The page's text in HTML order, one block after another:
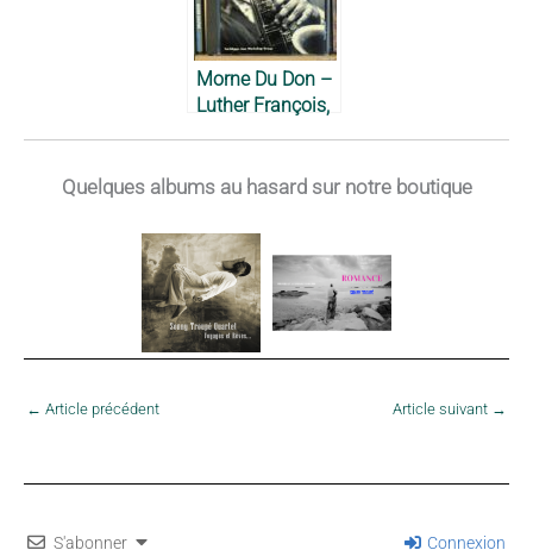
Morne Du Don –
Luther François,
Quelques albums au hasard sur notre boutique
← Article précédent Article suivant →
S'abonner Connexion